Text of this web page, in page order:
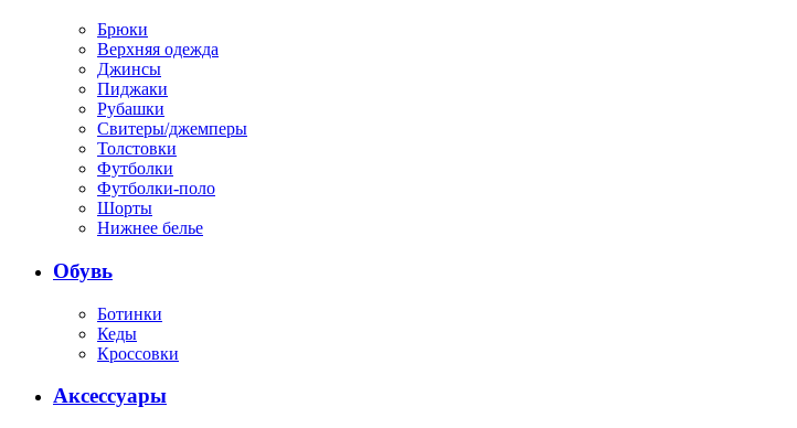
Брюки
Верхняя одежда
Джинсы
Пиджаки
Рубашки
Свитеры/джемперы
Толстовки
Футболки
Футболки-поло
Шорты
Нижнее белье
Обувь
Ботинки
Кеды
Кроссовки
Аксессуары